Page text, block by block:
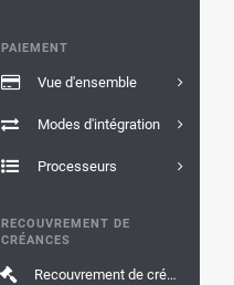
PAIEMENT
Vue d'ensemble
Modes d'intégration
Processeurs
RECOUVREMENT DE
CRÉANCES
Recouvrement de créances